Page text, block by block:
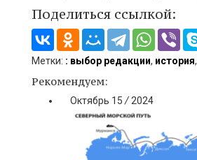
Поделиться ссылкой:
Метки: : выбор редакции, история,
Рекомендуем:
Октябрь 15 / 2024